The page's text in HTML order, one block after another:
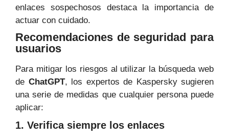
enlaces sospechosos destaca la importancia de
actuar con cuidado.
Recomendaciones de seguridad para
usuarios
Para mitigar los riesgos al utilizar la búsqueda web
de ChatGPT, los expertos de Kaspersky sugieren
una serie de medidas que cualquier persona puede
aplicar:
1. Verifica siempre los enlaces